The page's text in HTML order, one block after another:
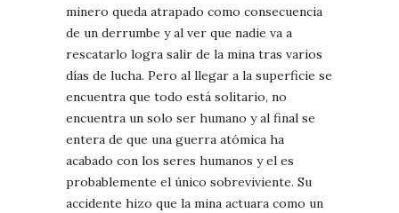
minero queda atrapado como consecuencia
de un derrumbe y al ver que nadie va a
rescatarlo logra salir de la mina tras varios
días de lucha. Pero al llegar a la superficie se
encuentra que todo está solitario, no
encuentra un solo ser humano y al final se
entera de que una guerra atómica ha
acabado con los seres humanos y el es
probablemente el único sobreviviente. Su
accidente hizo que la mina actuara como un